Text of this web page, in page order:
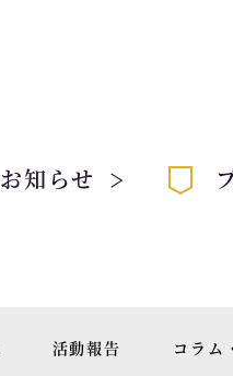
お知らせ
活動報告 コラム